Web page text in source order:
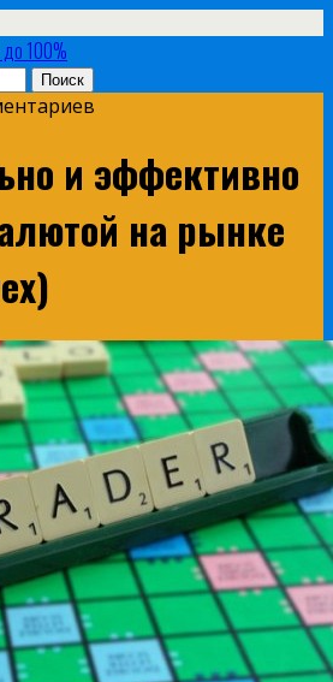
до 100%
и эффективно
на рынке